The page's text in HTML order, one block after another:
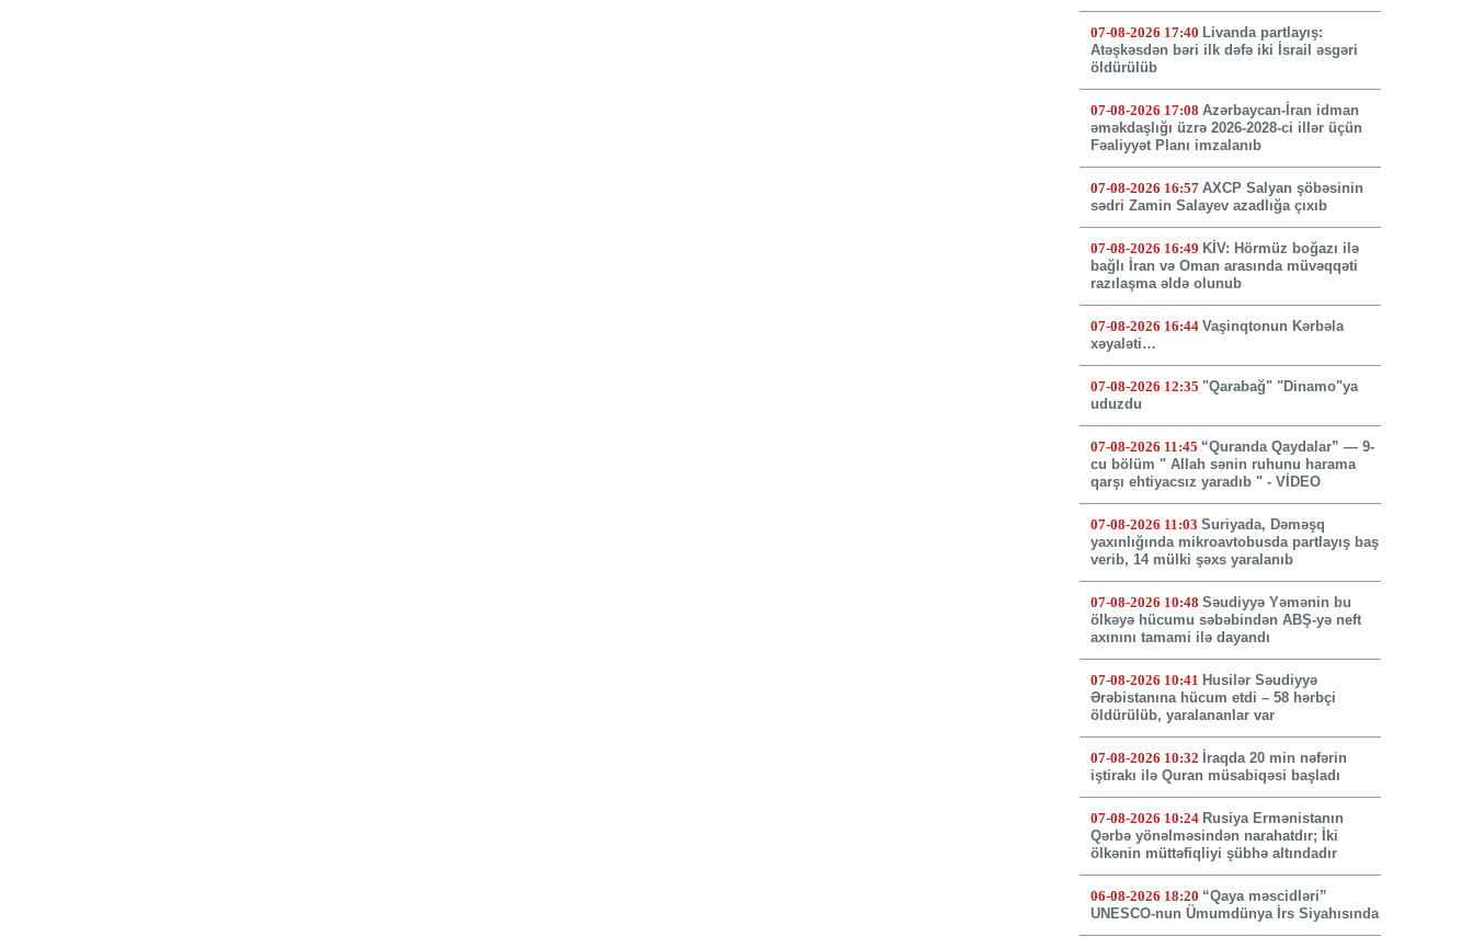
07-08-2026 17:40 Livanda partlayış:
Atəşkəsdən bəri ilk dəfə iki İsrail əsgəri
öldürülüb
07-08-2026 17:08 Azərbaycan-İran idman
əməkdaşlığı üzrə 2026-2028-ci illər üçün
Fəaliyyət Planı imzalanıb
07-08-2026 16:57 AXCP Salyan şöbəsinin
sədri Zamin Salayev azadlığa çıxıb
07-08-2026 16:49 KİV: Hörmüz boğazı ilə
bağlı İran və Oman arasında müvəqqəti
razılaşma əldə olunub
07-08-2026 16:44 Vaşinqtonun Kərbəla
xəyaləti…
07-08-2026 12:35 "Qarabağ" "Dinamo"ya
uduzdu
07-08-2026 11:45 “Quranda Qaydalar” — 9-
cu bölüm " Allah sənin ruhunu harama
qarşı ehtiyacsız yaradıb " - VİDEO
07-08-2026 11:03 Suriyada, Dəməşq
yaxınlığında mikroavtobusda partlayış baş
verib, 14 mülki şəxs yaralanıb
07-08-2026 10:48 Səudiyyə Yəmənin bu
ölkəyə hücumu səbəbindən ABŞ-yə neft
axınını tamami ilə dayandı
07-08-2026 10:41 Husilər Səudiyyə
Ərəbistanına hücum etdi – 58 hərbçi
öldürülüb, yaralananlar var
07-08-2026 10:32 İraqda 20 min nəfərin
iştirakı ilə Quran müsabiqəsi başladı
07-08-2026 10:24 Rusiya Ermənistanın
Qərbə yönəlməsindən narahatdır; İki
ölkənin müttəfiqliyi şübhə altındadır
06-08-2026 18:20 “Qaya məscidləri”
UNESCO-nun Ümumdünya İrs Siyahısında